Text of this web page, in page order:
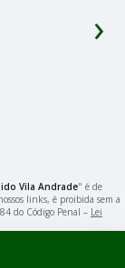
›
Vila Andrade" é de
links, é proibida sem a
do Código Penal – Lei